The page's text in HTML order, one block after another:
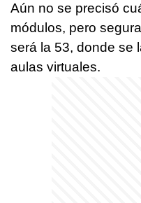
Aún no se precisó
módulos, pero
será la 53, donde se
aulas virtuales.